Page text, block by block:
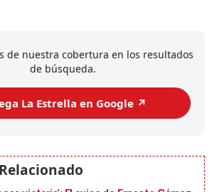
de nuestra cobertura en los resultados
de búsqueda.
La Estrella en Google ↗️